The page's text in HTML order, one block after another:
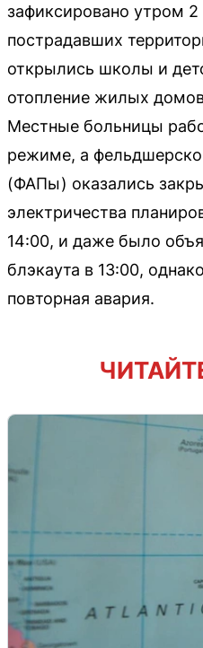
зафиксировано утром
пострадавших
открылись школы и
отопление жилых
Местные больницы
режиме, а
(ФАПы) оказались
электричества
14:00, и даже было
блэкаута в 13:00,
повторная авария.